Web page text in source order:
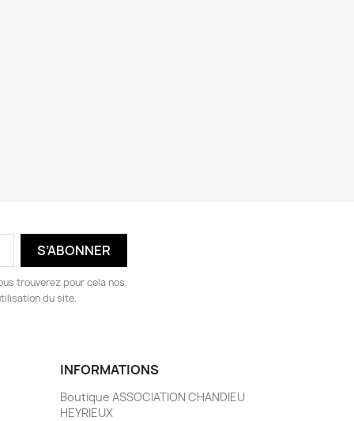
trouverez pour cela nos
du site.
INFORMATIONS
Boutique ASSOCIATION CHANDIEU
HEYRIEUX